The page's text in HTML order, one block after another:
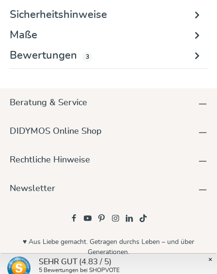
Sicherheitshinweise
Maße
Bewertungen
3
Beratung & Service
DIDYMOS Online Shop
Rechtliche Hinweise
Newsletter
© 2026 Didymos
♥ Aus Liebe gemacht. Getragen durchs Leben – und über
Generationen.
×
SEHR GUT (4.83 / 5)
5 Bewertungen bei SHOPVOTE